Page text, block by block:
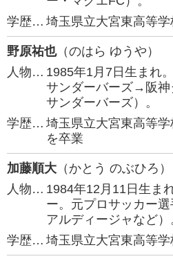
学歴… 埼玉県立大宮東高等
野原祐也（のはら ゆうや）
人物… 1985年1月7日生まれ
サンダーバーズ→阪
サンダーバーズ）。
学歴… 埼玉県立大宮東高等
を卒業
加藤順大 （かとう のぶひろ）
人物… 1984年12月11日生ま
ー。元プロサッカー
アルディージャなど）
学歴… 埼玉県立大宮東高等